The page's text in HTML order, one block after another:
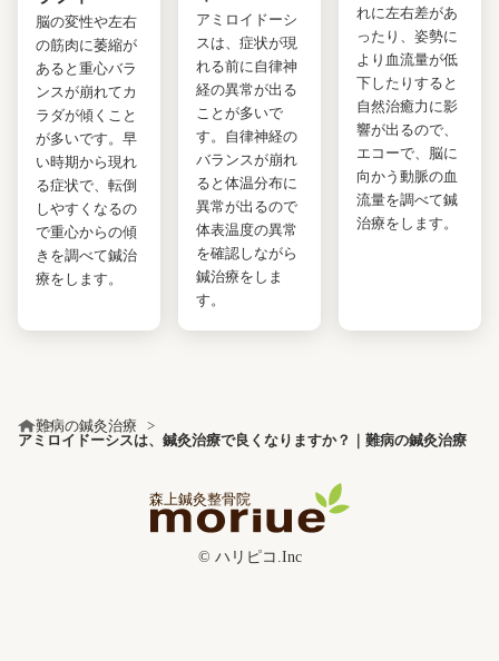
脳の変性や左右
の筋肉に萎縮が
あると重心バラ
ンスが崩れてカ
ラダが傾くこと
が多いです。早
い時期から現れ
る症状で、転倒
しやすくなるの
で重心からの傾
きを調べて鍼治
療をします。
アミロイドーシ
スは、症状が現
れる前に自律神
経の異常が出る
ことが多いで
す。自律神経の
バランスが崩れ
ると体温分布に
異常が出るので
体表温度の異常
を確認しながら
鍼治療をしま
す。
れに左右差があ
ったり、姿勢に
より血流量が低
下したりすると
自然治癒力に影
響が出るので、
エコーで、脳に
向かう動脈の血
流量を調べて鍼
治療をします。
難病の鍼灸治療
アミロイドーシスは、鍼灸治療で良くなりますか？｜難病の鍼灸治療
© ハリピコ.Inc